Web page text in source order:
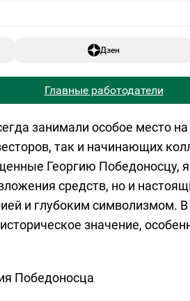
Дзен
Главные работодатели
занимали особое место
так и начинающих
Георгию Победоносцу,
средств, но и
и глубоким символизмом.
значение,
Победоносца